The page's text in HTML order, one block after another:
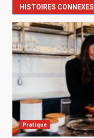
HISTOIRES CONNEXES
Pratique